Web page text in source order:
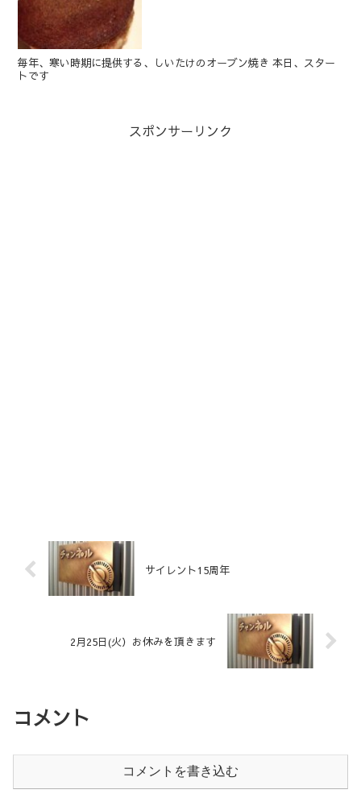
毎年、寒い時期に提供する、しいたけのオーブン焼き 本日、スター
トです
スポンサーリンク
サイレント15周年
2月25日(火）お休みを頂きます
コメント
コメントを書き込む